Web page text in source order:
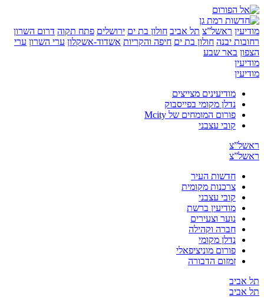
ראשל”צ תל אביב חולון בת ים ירושלים פתח תקוה דרום השרון
יבנה חולון בת ים חיפה והקריות אשדוד-אשקלון ערי השרון ערי
באר שבע
מודיעינים מצייצים
נדלן מקומי בפייסבוק
פורום המומחים של Mcity
קובי עצבני
חדשות העיר
צרכנות מקומית
קובי עצבני
מודיעין ברשת
נוער וצעירים
חברה וקהילה
נדלן מקומי
פורום מוניציפאלי
זמזום הדבורה